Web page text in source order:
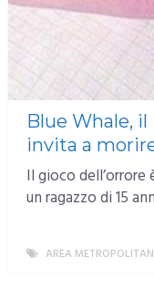
Blue Whale,
invita a
Il gioco
un ragazzo di 15
AREA